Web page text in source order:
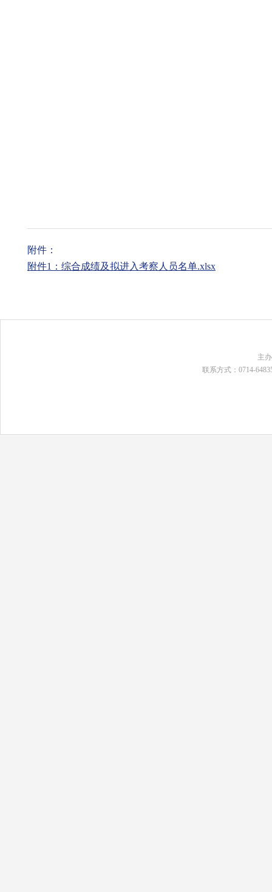
附件：
附件1：综合成绩及拟进入考察人员名单.xlsx
主
联系方式：0714-